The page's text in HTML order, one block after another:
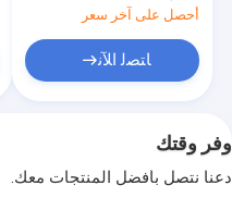
أحصل على آخر سعر
ﺎﺘﺼﻟ ﺍﻶﻧ
وفر وقتك
دعنا نتصل بأفضل المنتجات معك.